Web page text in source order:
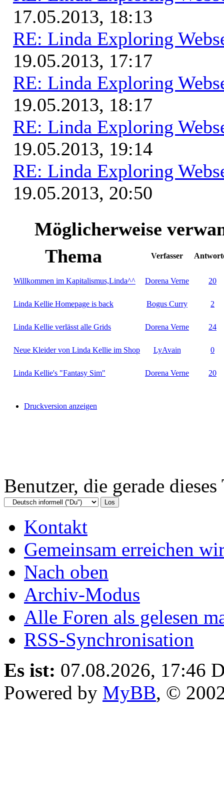
17.05.2013, 18:13
RE: Linda Exploring
19.05.2013, 17:17
RE: Linda Exploring
19.05.2013, 18:17
RE: Linda Exploring
19.05.2013, 19:14
RE: Linda Exploring
19.05.2013, 20:50
Möglicherweise
Thema
Verfasser
Willkommen im Kapitalismus,Linda^^ Dorena Verne 20
Linda Kellie Homepage is back Bogus Curry 2
Linda Kellie verlässt alle Grids Dorena Verne 24
Neue Kleider von Linda Kellie im Shop LyAvain 0
Linda Kellie's "Fantasy Sim" Dorena Verne 20
Druckversion anzeigen
Benutzer, die gerade
Kontakt
Gemeinsam erreichen
Nach oben
Archiv-Modus
Alle Foren als gelesen
RSS-Synchronisation
Es ist: 07.08.2026, 17:46
Powered by MyBB, ©